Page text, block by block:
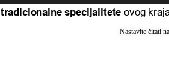
tradicionalne specijalitete ovog
Nastavite čitati